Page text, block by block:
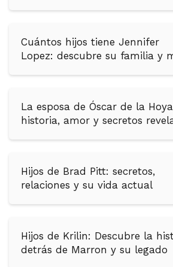
Cuántos hijos tiene Jennifer
Lopez: descubre su familia y
La esposa de Óscar de la
historia, amor y secretos
Hijos de Brad Pitt: secretos,
relaciones y su vida actual
Hijos de Krilin: Descubre la
detrás de Marron y su legado